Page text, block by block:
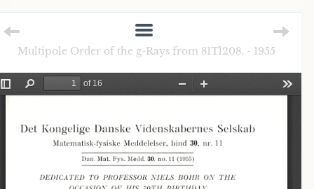
Multipole Order of the g-Rays from 81Tl208. - 1955